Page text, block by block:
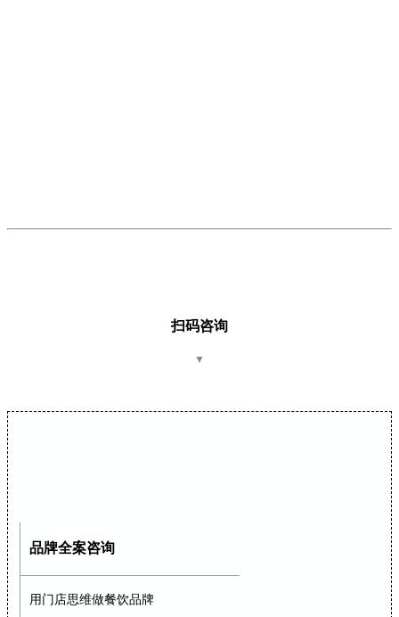
扫码咨询
▼
品牌全案咨询
用门店思维做餐饮品牌